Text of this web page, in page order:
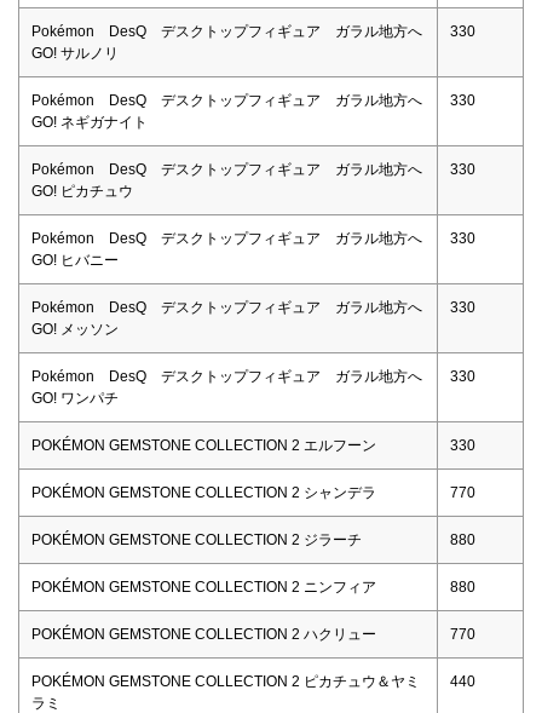
Pokémon DesQ デスクトップフィギュア ガラル地方へ
GO! サルノリ
330
Pokémon DesQ デスクトップフィギュア ガラル地方へ
GO! ネギガナイト
330
Pokémon DesQ デスクトップフィギュア ガラル地方へ
GO! ピカチュウ
330
Pokémon DesQ デスクトップフィギュア ガラル地方へ
GO! ヒバニー
330
Pokémon DesQ デスクトップフィギュア ガラル地方へ
GO! メッソン
330
Pokémon DesQ デスクトップフィギュア ガラル地方へ
GO! ワンパチ
330
POKÉMON GEMSTONE COLLECTION 2 エルフーン 330
POKÉMON GEMSTONE COLLECTION 2 シャンデラ 770
POKÉMON GEMSTONE COLLECTION 2 ジラーチ 880
POKÉMON GEMSTONE COLLECTION 2 ニンフィア 880
POKÉMON GEMSTONE COLLECTION 2 ハクリュー 770
POKÉMON GEMSTONE COLLECTION 2 ピカチュウ＆ヤミ
ラミ
440